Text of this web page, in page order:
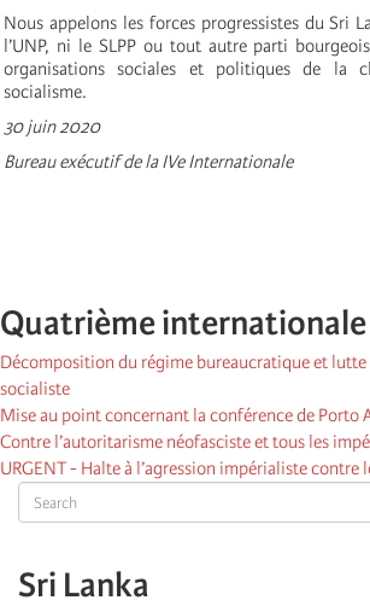
Search
Sri Lanka
Nous appelons les forces progressistes du Sri
l’UNP, ni le SLPP ou tout autre parti
organisations sociales et politiques de la
socialisme.
30 juin 2020
Bureau exécutif de la IVe Internationale
Quatrième internationale
Décomposition du régime bureaucratique et
socialiste
Mise au point concernant la conférence de Porto
Contre l’autoritarisme néofasciste et tous les
URGENT - Halte à l’agression impérialiste contre